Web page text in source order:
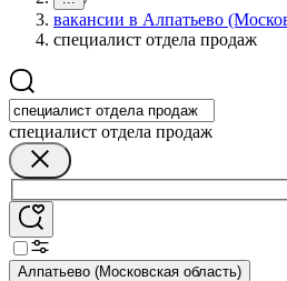
вакансии в Алпатьево
специалист отдела продаж
специалист отдела продаж
Алпатьево (Московская область)